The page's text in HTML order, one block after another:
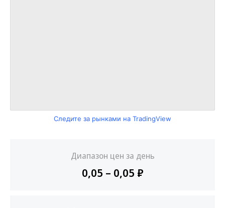
Следите за рынками на TradingView
Диапазон цен за день
0,05 – 0,05 ₽